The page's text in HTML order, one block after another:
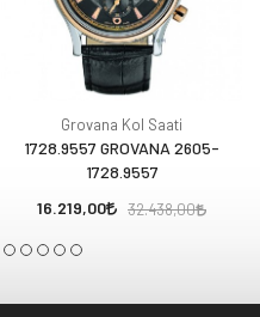
Grovana Kol Saati
1728.9557 GROVANA 2605-
1728.9557
16.219,00
32.438,00